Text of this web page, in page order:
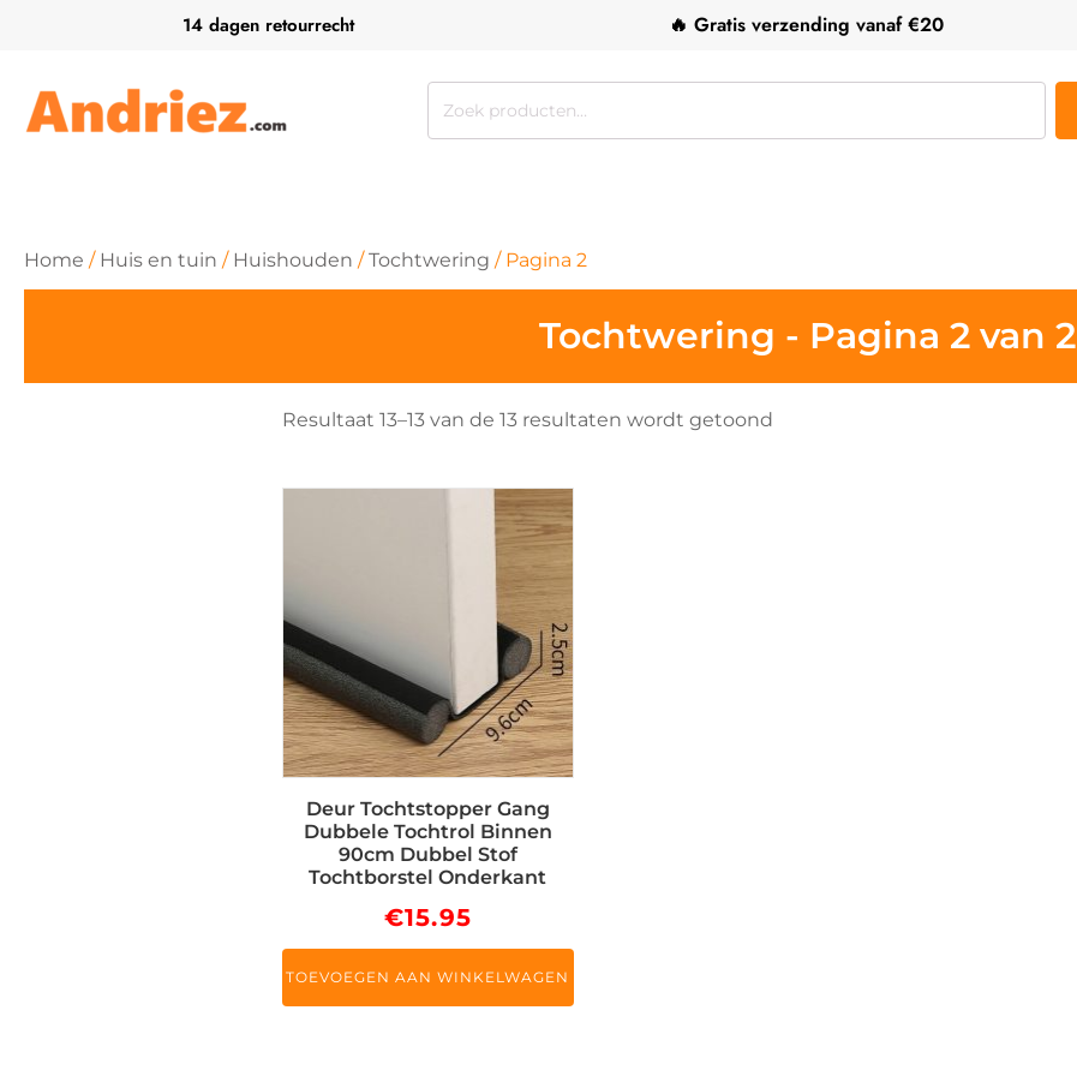
14 dagen retourrecht 🔥 Gratis verzending vanaf €20
Zoeken
Home / Huis en tuin / Huishouden /Tochtwering / Pagina 2
Tochtwering - Pagina 2 van 2
Resultaat 13–13 van de 13 resultaten wordt getoond
Deur Tochtstopper Gang
Dubbele Tochtrol Binnen
90cm Dubbel Stof
Tochtborstel Onderkant
€15.95
TOEVOEGEN AAN WINKELWAGEN